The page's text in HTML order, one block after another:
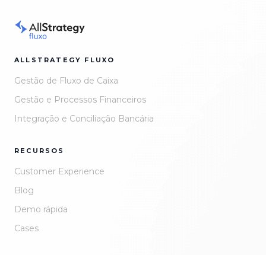
ALLSTRATEGY FLUXO
Gestão de Fluxo de Caixa
Gestão e Processos Financeiros
Integração e Conciliação Bancária
RECURSOS
Customer Experience
Blog
Demo rápida
Cases